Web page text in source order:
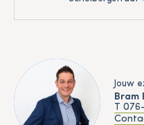
Jouw
Bram
T